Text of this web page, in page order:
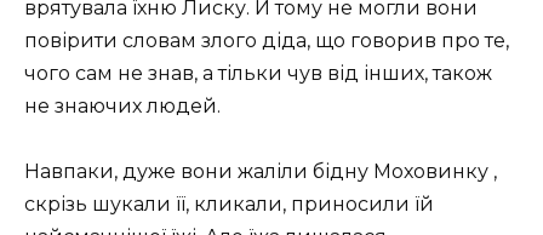
врятувала їхню Лиску. Й тому не могли вони
повірити словам злого дідa, що говорив про те,
чого сам не знав, а тільки чув від інших, також
не знаючих людей.
Навпаки, дуже вони жаліли бідну Моховинку ,
скрізь шукали її, кликали, приносили їй